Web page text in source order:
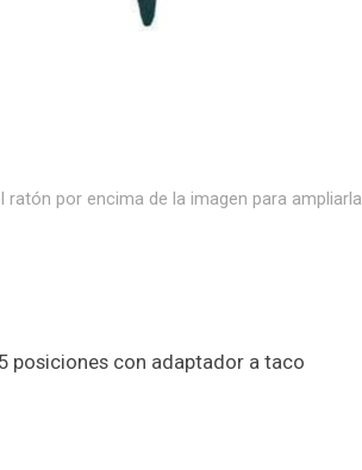
ratón por encima de la imagen para ampliarla
posiciones con adaptador a taco